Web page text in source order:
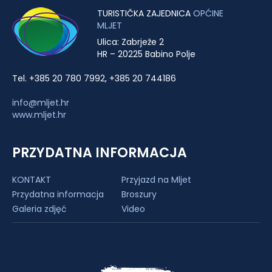
TURISTIČKA ZAJEDNICA OPĆINE
MLJET
Ulica: Zabrježe 2
HR – 20225 Babino Polje
Tel. +385 20 780 7992, +385 20 744186
info@mljet.hr
www.mljet.hr
PRZYDATNA INFORMACJA
KONTAKT
Przyjazd na Mljet
Przydatna informacja
Broszury
Galeria zdjęć
Video